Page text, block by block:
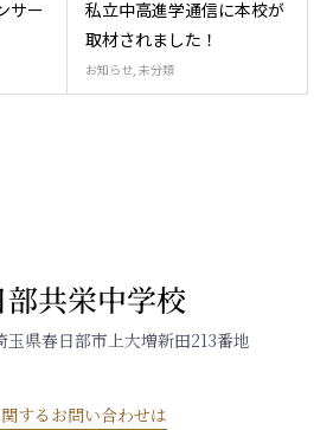
サー
私立中高進学通信に本校が
取材されました！
お知らせ 未分類
部共栄中学校
県春日部市上大増新田213番地
するお問い合わせは